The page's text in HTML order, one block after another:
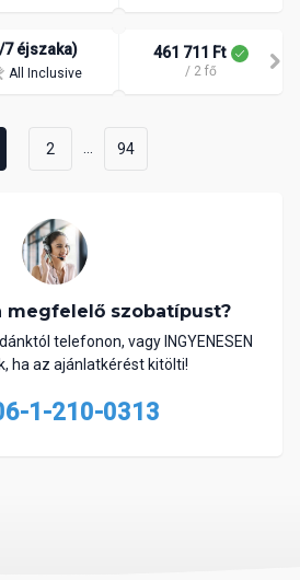
7 éjszaka)
All Inclusive
461 711 Ft
/ 2 fő
2 94
megfelelő szobatípust?
telefonon, vagy INGYENESEN
ha az ajánlatkérést kitölti!
1-210-0313